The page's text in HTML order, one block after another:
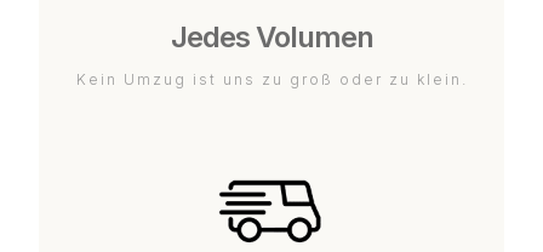
Jedes Volumen
Kein Umzug ist uns zu groß oder zu klein.